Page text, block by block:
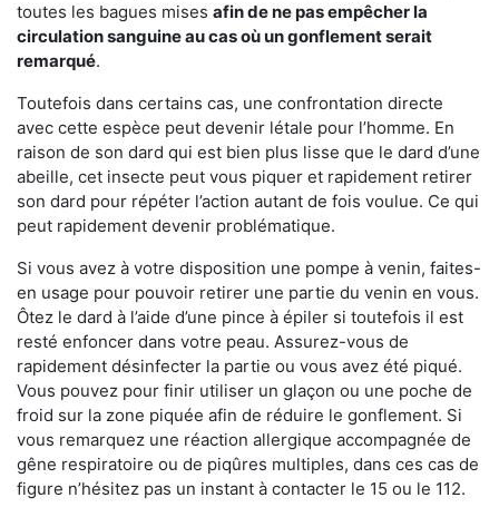
toutes les bagues mises afin de ne pas empêcher la
circulation sanguine au cas où un gonflement serait
remarqué.
Toutefois dans certains cas, une confrontation directe
avec cette espèce peut devenir létale pour l’homme. En
raison de son dard qui est bien plus lisse que le dard d’une
abeille, cet insecte peut vous piquer et rapidement retirer
son dard pour répéter l’action autant de fois voulue. Ce qui
peut rapidement devenir problématique.
Si vous avez à votre disposition une pompe à venin, faites-
en usage pour pouvoir retirer une partie du venin en vous.
Ôtez le dard à l’aide d’une pince à épiler si toutefois il est
resté enfoncer dans votre peau. Assurez-vous de
rapidement désinfecter la partie ou vous avez été piqué.
Vous pouvez pour finir utiliser un glaçon ou une poche de
froid sur la zone piquée afin de réduire le gonflement. Si
vous remarquez une réaction allergique accompagnée de
gêne respiratoire ou de piqûres multiples, dans ces cas de
figure n’hésitez pas un instant à contacter le 15 ou le 112.